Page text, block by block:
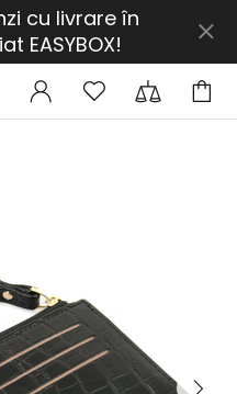
cu livrare în
EASYBOX!